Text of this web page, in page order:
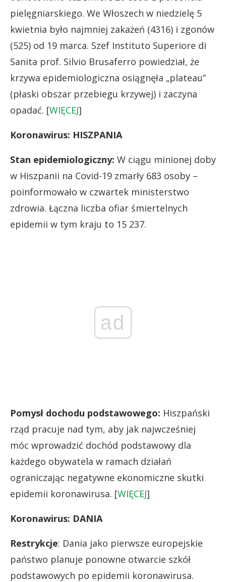
pielęgniarskiego. We Włoszech w niedzielę 5
kwietnia było najmniej zakażeń (4316) i zgonów
(525) od 19 marca. Szef Instituto Superiore di
Sanita prof. Silvio Brusaferro powiedział, że
krzywa epidemiologiczna osiągnęła „plateau”
(płaski obszar przebiegu krzywej) i zaczyna
opadać. [WIĘCEJ]
Koronawirus: HISZPANIA
Stan epidemiologiczny: W ciągu minionej doby
w Hiszpanii na Covid-19 zmarły 683 osoby –
poinformowało w czwartek ministerstwo
zdrowia. Łączna liczba ofiar śmiertelnych
epidemii w tym kraju to 15 237.
ad
Pomysł dochodu podstawowego: Hiszpański
rząd pracuje nad tym, aby jak najwcześniej
móc wprowadzić dochód podstawowy dla
każdego obywatela w ramach działań
ograniczając negatywne ekonomiczne skutki
epidemii koronawirusa. [WIĘCEJ]
Koronawirus: DANIA
Restrykcje: Dania jako pierwsze europejskie
państwo planuje ponowne otwarcie szkół
podstawowych po epidemii koronawirusa.